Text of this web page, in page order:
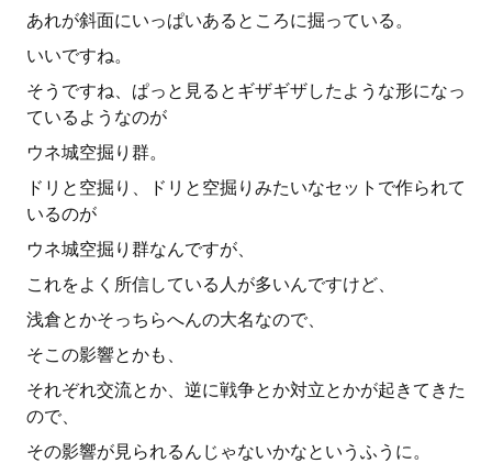
あれが斜面にいっぱいあるところに掘っている。
いいですね。
そうですね、ぱっと見るとギザギザしたような形になっ
ているようなのが
ウネ城空掘り群。
ドリと空掘り、ドリと空掘りみたいなセットで作られて
いるのが
ウネ城空掘り群なんですが、
これをよく所信している人が多いんですけど、
浅倉とかそっちらへんの大名なので、
そこの影響とかも、
それぞれ交流とか、逆に戦争とか対立とかが起きてきた
ので、
その影響が見られるんじゃないかなというふうに。